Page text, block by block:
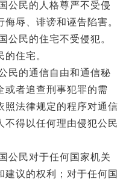
民的人格尊严不受侵
辱、诽谤和诬告陷害。
民的住宅不受侵犯。
住宅。
的通信自由和通信秘
或者追查刑事犯罪的需
照法律规定的程序对通信
不得以任何理由侵犯公民
民对于任何国家机关
议的权利；对于任何国